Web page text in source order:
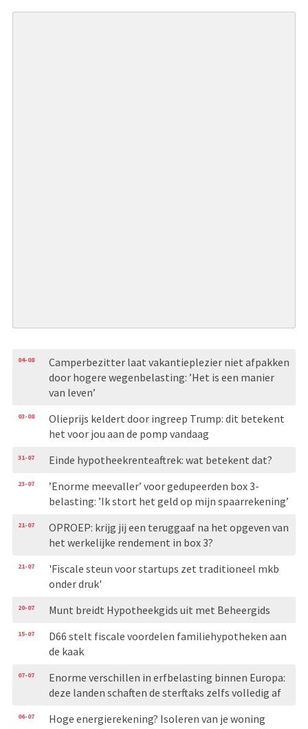
04-08
Camperbezitter laat vakantieplezier niet afpakken
door hogere wegenbelasting: ’Het is een manier
van leven’
03-08
Olieprijs keldert door ingreep Trump: dit betekent
het voor jou aan de pomp vandaag
31-07 Einde hypotheekrenteaftrek: wat betekent dat?
23-07
’Enorme meevaller’ voor gedupeerden box 3-
belasting: ’Ik stort het geld op mijn spaarrekening’
21-07
OPROEP: krijg jij een teruggaaf na het opgeven van
het werkelijke rendement in box 3?
21-07
'Fiscale steun voor startups zet traditioneel mkb
onder druk'
20-07 Munt breidt Hypotheekgids uit met Beheergids
15-07
D66 stelt fiscale voordelen familiehypotheken aan
de kaak
07-07
Enorme verschillen in erfbelasting binnen Europa:
deze landen schaften de sterftaks zelfs volledig af
06-07
Hoge energierekening? Isoleren van je woning